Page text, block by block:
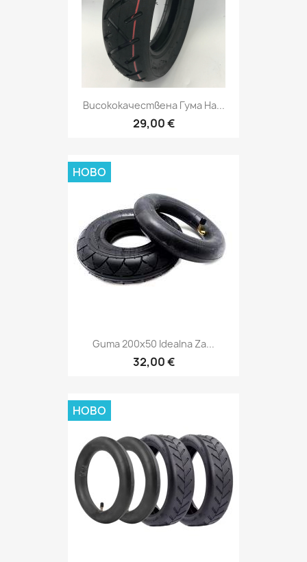
Висококачествена Гума На...
29,00 €
Guma 200x50 Idealna Za...
32,00 €
НОВО
НОВО